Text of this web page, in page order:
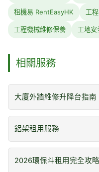
租機易 RentEasyHK 工
工程機械維修保養 工地安
相關服務
大廈外牆維修升降台指南
鋁架租用服務
2026環保斗租用完全攻略